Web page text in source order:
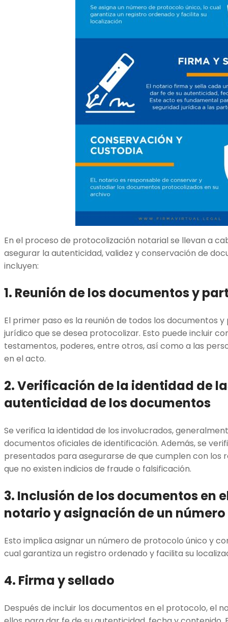
En el proceso de protocolización notarial se llevan a
asegurar la autenticidad, validez y conservación de
incluyen:
1. Reunión de los documentos y
El primer paso es la reunión de todos los documentos
jurídico que se desea protocolizar. Esto puede incluir
testamentos, poderes, entre otros, así como a las
en el acto.
2. Verificación de la identidad de
autenticidad de los documentos
Se verifica la identidad de los involucrados,
documentos oficiales de identificación. Además, se
presentados para asegurarse de que cumplen con los
que no existen indicios de fraude o falsificación.
3. Inclusión de los documentos en
notario y asignación de un
Esto implica asignar un número de protocolo único y
cual garantiza un registro ordenado y facilita su
4. Firma y sellado
Después de incluir los documentos en el protocolo, el